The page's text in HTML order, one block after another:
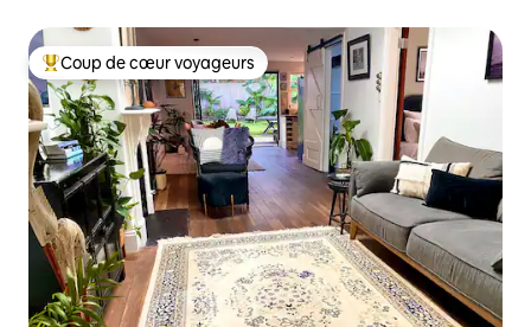
Coups de cœur voyageurs les plus appréciés
Coup de cœur voyageurs